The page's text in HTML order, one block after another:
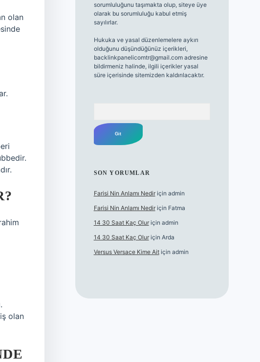
olan
olan
sorumluluğunu taşımakta olup, siteye üye
olarak bu sorumluluğu kabul etmiş
sayılırlar.
Hukuka ve yasal düzenlemelere aykırı
olduğunu düşündüğünüz içerikleri,
backlinkpanelicomtr@gmail.comadresine
bildirmeniz halinde, ilgili içerikler yasal
süre içerisinde sitemizden kaldırılacaktır.
SON YORUMLAR
Farisi Nin Anlamı Nediriçin admin
Farisi Nin Anlamı Nediriçin Fatma
14 30 Saat Kaç Oluriçin admin
14 30 Saat Kaç Oluriçin Arda
Versus Versace Kime Aitiçin admin